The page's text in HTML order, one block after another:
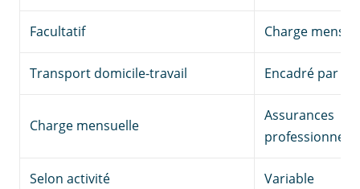
Facultatif Charge
Transport domicile-travail Encadré par la
Charge mensuelle
Assurances
Selon activité Variable